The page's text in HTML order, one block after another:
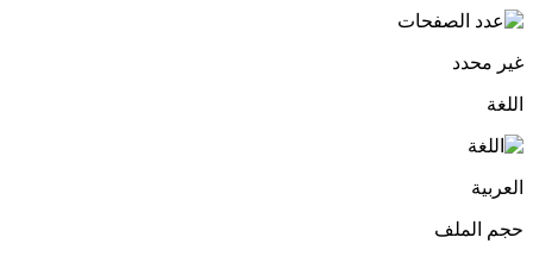
غير محدد
اللغة
العربية
حجم الملف